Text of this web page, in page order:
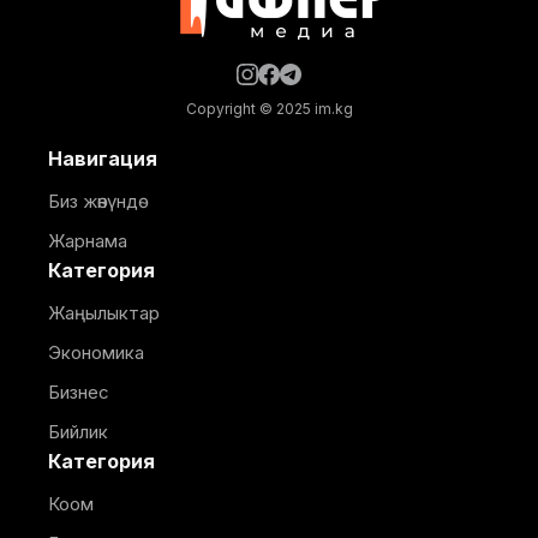
Copyright © 2025 im.kg
Навигация
Биз жөнүндө
Жарнама
Категория
Жаңылыктар
Экономика
Бизнес
Бийлик
Категория
Коом